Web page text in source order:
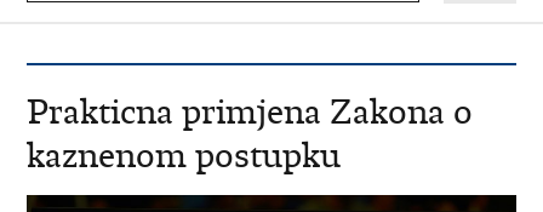
Prakticna primjena Zakona o
kaznenom postupku